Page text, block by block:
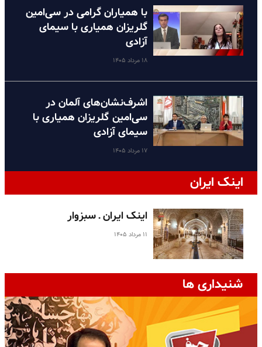
با همیاران گرامی در سی‌امین
گلریزان همیاری با سیمای
آزادی
۱۸ مرداد ۱۴۰۵
اشرف‌نشان‌های آلمان در
سی‌امین گلریزان همیاری با
سیمای آزادی
۱۷ مرداد ۱۴۰۵
اینک ایران
اینک ایران ـ سبزوار
۱۱ مرداد ۱۴۰۵
شنیداری ها